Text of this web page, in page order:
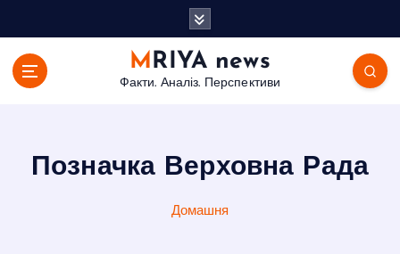
MRIYA news
Факти. Аналіз. Перспективи
Позначка Верховна Рада
Домашня